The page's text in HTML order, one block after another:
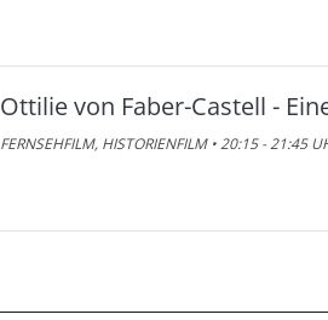
Ottilie von Faber-Castell -
FERNSEHFILM, HISTORIENFILM • 20:15 - 21:45